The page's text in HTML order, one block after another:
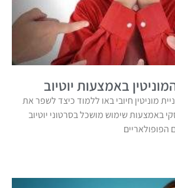
באמצעות יוטיוב
מוניטין חיובי באו ללמוד כיצד לשפר את
באמצעות שימוש מושכל בסרטוני יוטיוב
הפופולאריים